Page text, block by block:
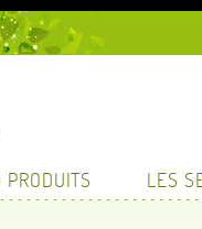
PRODUITS LES